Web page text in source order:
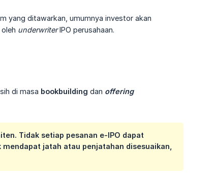
yang ditawarkan, umumnya investor akan
underwriterIPO perusahaan.
di masa bookbuilding dan offering
Tidak setiap pesanan e-IPO dapat
jatah atau penjatahan disesuaikan,